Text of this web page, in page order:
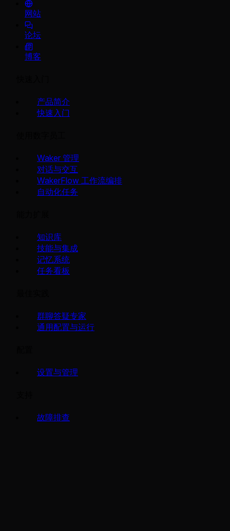
网站
论坛
博客
产品简介
快速入门
Waker 管理
对话与交互
WakerFlow 工作流编排
自动化任务
知识库
技能与集成
记忆系统
任务看板
群聊答疑专家
通用配置与运行
设置与管理
故障排查